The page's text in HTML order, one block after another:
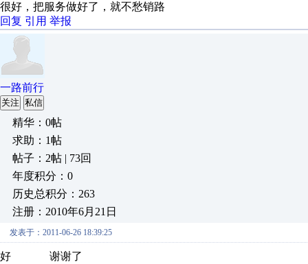
很好，把服务做好了，就不愁销路
回复 引用 举报
一路前行
关注 私信
精华：0帖
求助：1帖
帖子：2帖 | 73回
年度积分：0
历史总积分：263
注册：2010年6月21日
发表于：2011-06-26 18:39:25
好 谢谢了